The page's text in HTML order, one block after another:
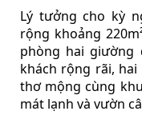
Lý tưởng cho kỳ
rộng khoảng
phòng hai giường
khách rộng rãi,
thơ mộng cùng
mát lạnh và vườn